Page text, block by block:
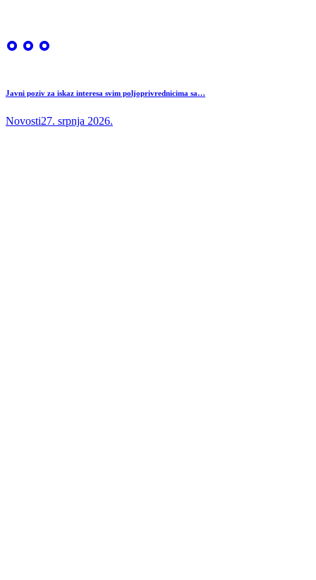
Javni poziv za iskaz interesa svim poljoprivrednicima sa…
Novosti27. srpnja 2026.